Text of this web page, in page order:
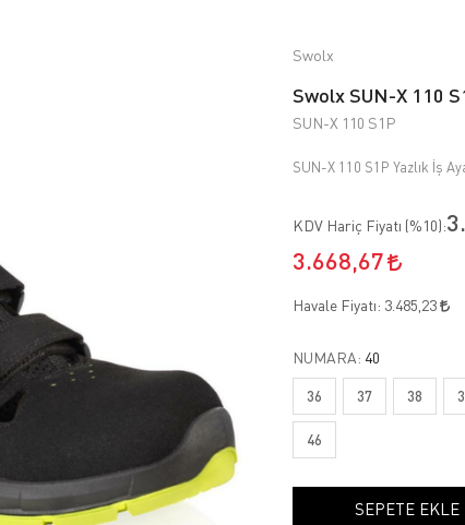
Swolx
Swolx SUN-X 110
SUN-X 110 S1P
SUN-X 110 S1P Yazlık İş
KDV Hariç Fiyatı (%10):
3.668,67
Havale Fiyatı: 3.485,23
NUMARA: 40
36 37 38
46
SEPETE EKLE